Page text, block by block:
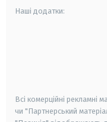
Наші додатки:
Всі комерційні рекламні
чи "Партнерський